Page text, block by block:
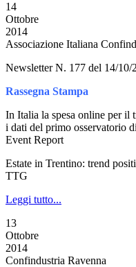
14
Ottobre
2014
Associazione Italiana
Newsletter N. 177 del 14/10/
Rassegna Stampa
In Italia la spesa online per il
i dati del primo osservatorio
Event Report
Estate in Trentino: trend
TTG
Leggi tutto...
13
Ottobre
2014
Confindustria Ravenna